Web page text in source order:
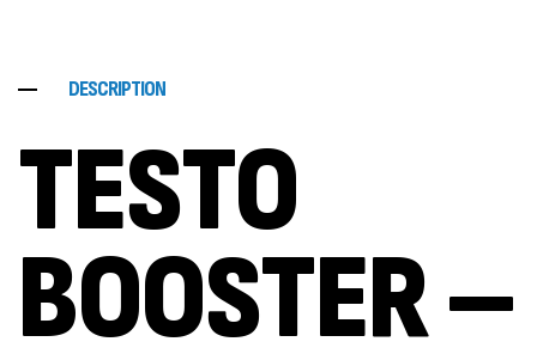
DESCRIPTION
TESTO
BOOSTER –